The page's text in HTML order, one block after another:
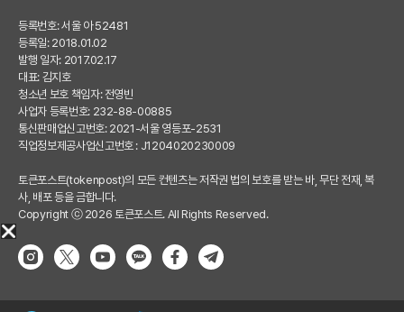
등록번호: 서울 아 52481
등록일: 2018.01.02
발행 일자: 2017.02.17
대표: 김지호
청소년 보호 책임자: 전영빈
사업자 등록번호: 232-88-00885
통신판매업신고번호: 2021-서울 영등포-2531
직업정보제공사업신고번호 : J1204020230009
토큰포스트(tokenpost)의 모든 컨텐츠는 저작권 법의 보호를 받는 바, 무단 전재, 복
사, 배포 등을 금합니다.
Copyright ⓒ 2026 토큰포스트. All Rights Reserved.